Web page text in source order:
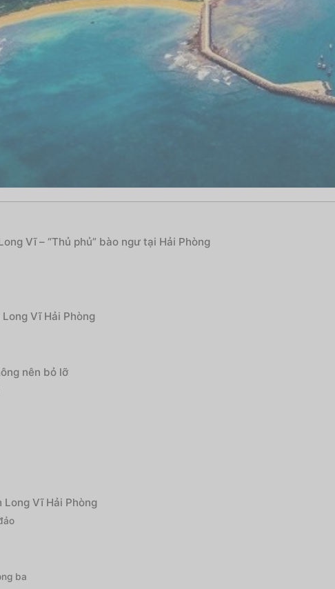
Vĩ – “Thủ phủ” bào ngư tại Hải Phòng
Vĩ Hải Phòng
nên bỏ lỡ
Vĩ Hải Phòng
ba